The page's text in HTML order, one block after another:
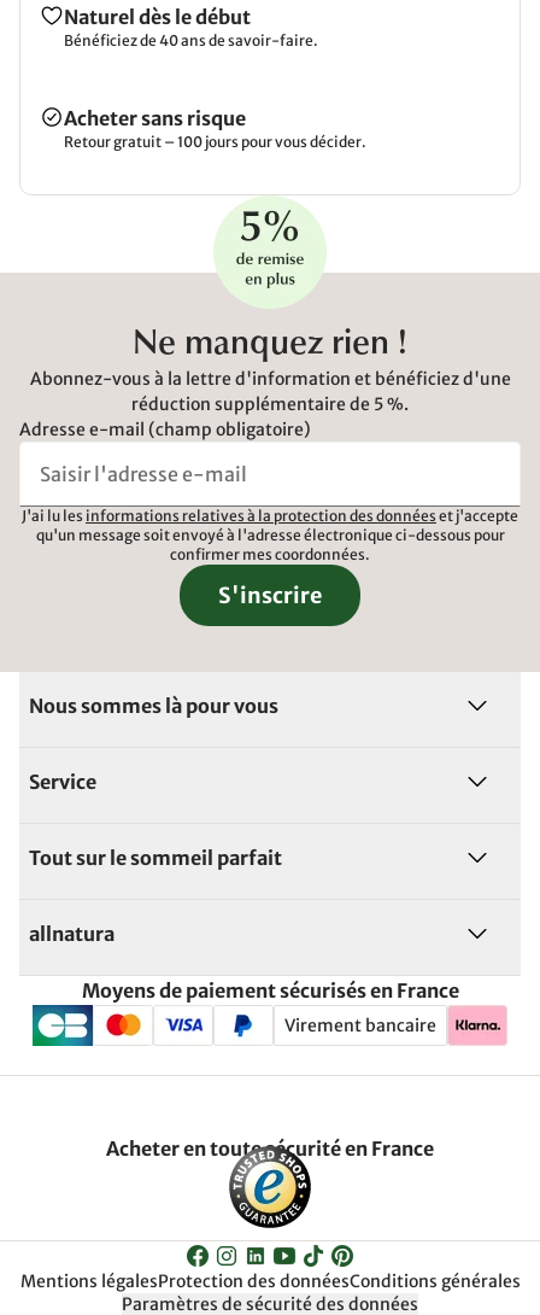
Naturel dès le début
Bénéficiez de 40 ans de savoir-faire.
Acheter sans risque
Retour gratuit – 100 jours pour vous décider.
Ne manquez rien !
Abonnez-vous à la lettre d'information et bénéficiez d'une
réduction supplémentaire de 5 %.
Adresse e-mail (champ obligatoire)
J'ai lu les informations relatives à la protection des données et j'accepte
qu'un message soit envoyé à l'adresse électronique ci-dessous pour
confirmer mes coordonnées.
S'inscrire
Nous sommes là pour vous
Service
Tout sur le sommeil parfait
allnatura
Moyens de paiement sécurisés en France
Virement bancaire
Acheter en toute sécurité en France
Mentions légalesProtection des donnéesConditions générales
Paramètres de sécurité des données